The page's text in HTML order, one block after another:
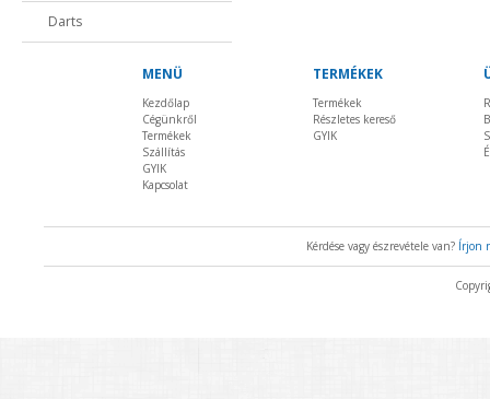
Darts
MENÜ
Kezdőlap
Cégünkről
Termékek
Szállítás
GYIK
Kapcsolat
TERMÉKEK
Termékek
Részletes kereső
GYIK
Kérdése vagy észrevétele van? Írjon